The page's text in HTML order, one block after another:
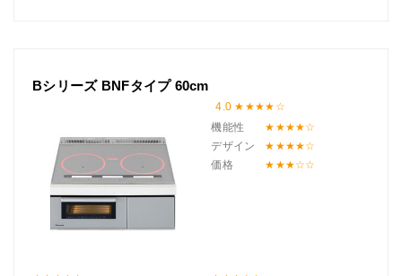
Bシリーズ BNFタイプ 60cm
4.0
機能性
デザイン
価格